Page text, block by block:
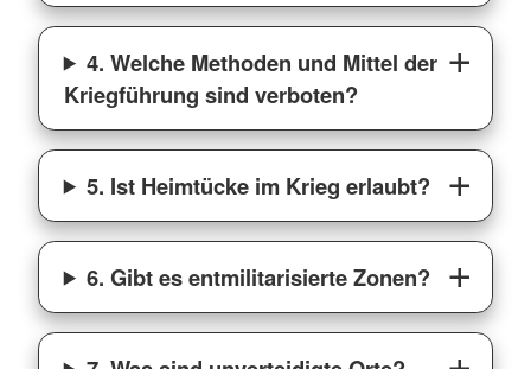
4. Welche Methoden und Mittel der
Kriegführung sind verboten?
5. Ist Heimtücke im Krieg erlaubt?
6. Gibt es entmilitarisierte Zonen?